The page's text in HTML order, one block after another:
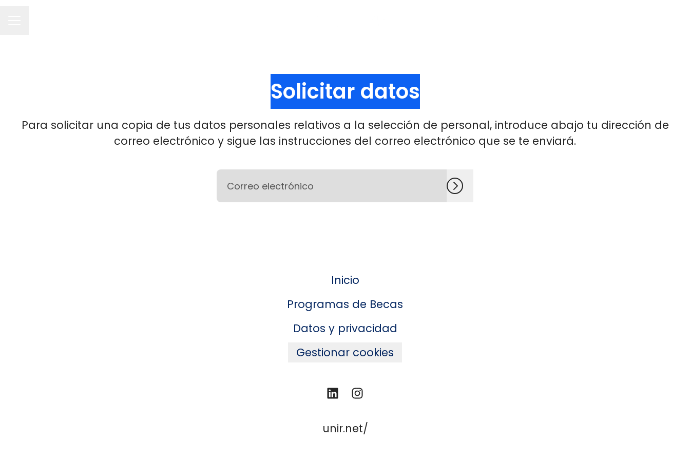
Solicitar datos
Para solicitar una copia de tus datos personales relativos a la selección de personal, introduce abajo tu dirección de
correo electrónico y sigue las instrucciones del correo electrónico que se te enviará.
Inicio
Programas de Becas
Datos y privacidad
Gestionar cookies
unir.net/